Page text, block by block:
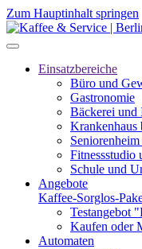
Zum Hauptinhalt springen
Einsatzbereiche
Büro und
Gastronomie
Bäckerei und
Krankenhaus
Fitnessstudio
Schule und
Angebote
Kaffee-Sorglos-
Testangebot
Kaufen oder
Automaten